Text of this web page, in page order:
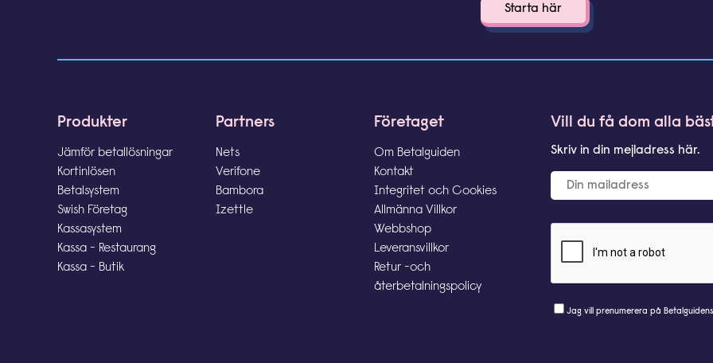
Produkter
Jämför betallösningar
Kortinlösen
Betalsystem
Swish Företag
Kassasystem
Kassa - Restaurang
Kassa - Butik
Partners
Nets
Verifone
Bambora
Izettle
Företaget
Om Betalguiden
Kontakt
Integritet och Cookies
Allmänna Villkor
Webbshop
Leveransvillkor
Retur -och
återbetalningspolicy
Vill du få dom alla
Skriv in din mejladress här.
Jag vill prenumerera på